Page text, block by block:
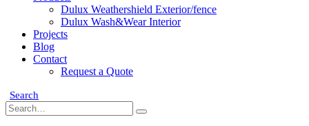
Dulux Weathershield Exterior/fence
Dulux Wash&Wear Interior
Projects
Blog
Contact
Request a Quote
Search